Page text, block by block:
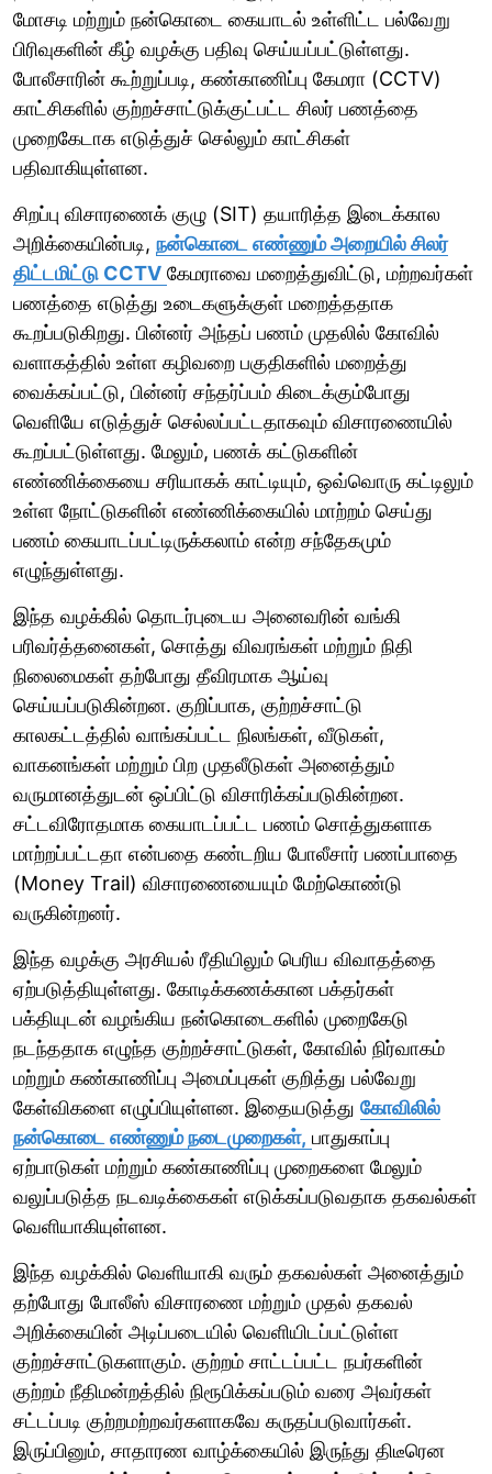
மோசடி மற்றும் நன்கொடை கையாடல் உள்ளிட்ட பல்வேறு
பிரிவுகளின் கீழ் வழக்கு பதிவு செய்யப்பட்டுள்ளது.
போலீசாரின் கூற்றுப்படி, கண்காணிப்பு கேமரா (CCTV)
காட்சிகளில் குற்றச்சாட்டுக்குட்பட்ட சிலர் பணத்தை
முறைகேடாக எடுத்துச் செல்லும் காட்சிகள்
பதிவாகியுள்ளன.
சிறப்பு விசாரணைக் குழு (SIT) தயாரித்த இடைக்கால
அறிக்கையின்படி, நன்கொடை எண்ணும் அறையில் சிலர்
திட்டமிட்டு CCTV கேமராவை மறைத்துவிட்டு, மற்றவர்கள்
பணத்தை எடுத்து உடைகளுக்குள் மறைத்ததாக
கூறப்படுகிறது. பின்னர் அந்தப் பணம் முதலில் கோவில்
வளாகத்தில் உள்ள கழிவறை பகுதிகளில் மறைத்து
வைக்கப்பட்டு, பின்னர் சந்தர்ப்பம் கிடைக்கும்போது
வெளியே எடுத்துச் செல்லப்பட்டதாகவும் விசாரணையில்
கூறப்பட்டுள்ளது. மேலும், பணக் கட்டுகளின்
எண்ணிக்கையை சரியாகக் காட்டியும், ஒவ்வொரு கட்டிலும்
உள்ள நோட்டுகளின் எண்ணிக்கையில் மாற்றம் செய்து
பணம் கையாடப்பட்டிருக்கலாம் என்ற சந்தேகமும்
எழுந்துள்ளது.
இந்த வழக்கில் தொடர்புடைய அனைவரின் வங்கி
பரிவர்த்தனைகள், சொத்து விவரங்கள் மற்றும் நிதி
நிலைமைகள் தற்போது தீவிரமாக ஆய்வு
செய்யப்படுகின்றன. குறிப்பாக, குற்றச்சாட்டு
காலகட்டத்தில் வாங்கப்பட்ட நிலங்கள், வீடுகள்,
வாகனங்கள் மற்றும் பிற முதலீடுகள் அனைத்தும்
வருமானத்துடன் ஒப்பிட்டு விசாரிக்கப்படுகின்றன.
சட்டவிரோதமாக கையாடப்பட்ட பணம் சொத்துகளாக
மாற்றப்பட்டதா என்பதை கண்டறிய போலீசார் பணப்பாதை
(Money Trail) விசாரணையையும் மேற்கொண்டு
வருகின்றனர்.
இந்த வழக்கு அரசியல் ரீதியிலும் பெரிய விவாதத்தை
ஏற்படுத்தியுள்ளது. கோடிக்கணக்கான பக்தர்கள்
பக்தியுடன் வழங்கிய நன்கொடைகளில் முறைகேடு
நடந்ததாக எழுந்த குற்றச்சாட்டுகள், கோவில் நிர்வாகம்
மற்றும் கண்காணிப்பு அமைப்புகள் குறித்து பல்வேறு
கேள்விகளை எழுப்பியுள்ளன. இதையடுத்து கோவிலில்
நன்கொடை எண்ணும் நடைமுறைகள், பாதுகாப்பு
ஏற்பாடுகள் மற்றும் கண்காணிப்பு முறைகளை மேலும்
வலுப்படுத்த நடவடிக்கைகள் எடுக்கப்படுவதாக தகவல்கள்
வெளியாகியுள்ளன.
இந்த வழக்கில் வெளியாகி வரும் தகவல்கள் அனைத்தும்
தற்போது போலீஸ் விசாரணை மற்றும் முதல் தகவல்
அறிக்கையின் அடிப்படையில் வெளியிடப்பட்டுள்ள
குற்றச்சாட்டுகளாகும். குற்றம் சாட்டப்பட்ட நபர்களின்
குற்றம் நீதிமன்றத்தில் நிரூபிக்கப்படும் வரை அவர்கள்
சட்டப்படி குற்றமற்றவர்களாகவே கருதப்படுவார்கள்.
இருப்பினும், சாதாரண வாழ்க்கையில் இருந்து திடீரென